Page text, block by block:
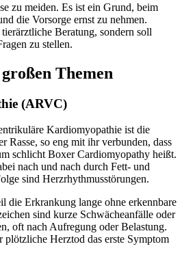
zu meiden. Es ist ein Grund, beim
die Vorsorge ernst zu nehmen.
Beratung, sondern soll
zu stellen.
Themen
(ARVC)
Kardiomyopathie ist die
Rasse, so eng mit ihr verbunden, dass
schlicht Boxer Cardiomyopathy heißt.
nach und nach durch Fett- und
sind Herzrhythmusstörungen.
die Erkrankung lange ohne erkennbare
sind kurze Schwächeanfälle oder
oft nach Aufregung oder Belastung.
plötzliche Herztod das erste Symptom